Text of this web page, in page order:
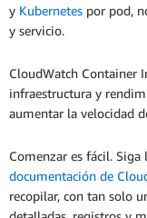
y Kubernetes por pod,
y servicio.
CloudWatch Container
infraestructura y
aumentar la velocidad
Comenzar es fácil. Siga
documentación de
recopilar, con tan solo